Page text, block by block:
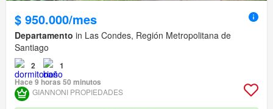
$ 950.000/mes
Departamento in Las Condes, Región Metropolitana de
Santiago
2
1
Hace 9 horas 50 minutos
GIANNONI PROPIEDADES